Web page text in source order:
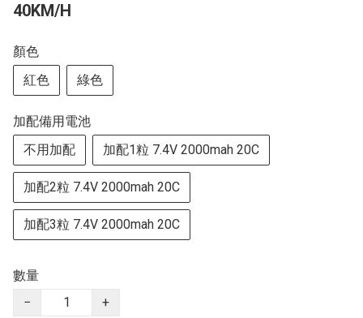
40KM/H
顏色
紅色
綠色
加配備用電池
不用加配
加配1粒 7.4V 2000mah 20C
加配2粒 7.4V 2000mah 20C
加配3粒 7.4V 2000mah 20C
數量
−
+